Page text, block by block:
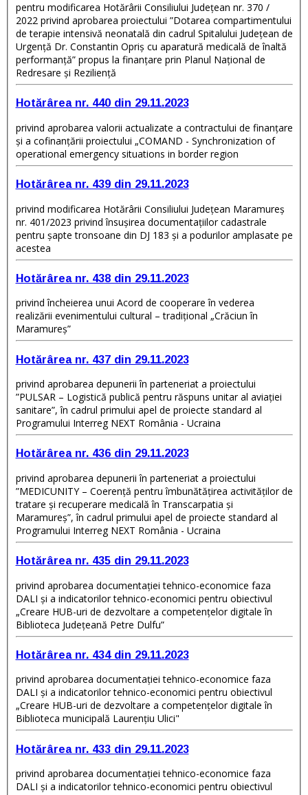
pentru modificarea Hotărârii Consiliului Județean nr. 370 /
2022 privind aprobarea proiectului ”Dotarea compartimentului
de terapie intensivă neonatală din cadrul Spitalului Județean de
Urgență Dr. Constantin Opriș cu aparatură medicală de înaltă
performanță” propus la finanțare prin Planul Național de
Redresare și Reziliență
Hotărârea nr. 440 din 29.11.2023
privind aprobarea valorii actualizate a contractului de finanțare
și a cofinanțării proiectului „COMAND - Synchronization of
operational emergency situations in border region
Hotărârea nr. 439 din 29.11.2023
privind modificarea Hotărârii Consiliului Judeţean Maramureş
nr. 401/2023 privind însușirea documentațiilor cadastrale
pentru șapte tronsoane din DJ 183 și a podurilor amplasate pe
acestea
Hotărârea nr. 438 din 29.11.2023
privind încheierea unui Acord de cooperare în vederea
realizării evenimentului cultural – tradițional „Crăciun în
Maramureș”
Hotărârea nr. 437 din 29.11.2023
privind aprobarea depunerii în parteneriat a proiectului
”PULSAR – Logistică publică pentru răspuns unitar al aviației
sanitare”, în cadrul primului apel de proiecte standard al
Programului Interreg NEXT România - Ucraina
Hotărârea nr. 436 din 29.11.2023
privind aprobarea depunerii în parteneriat a proiectului
”MEDICUNITY – Coerență pentru îmbunătățirea activităților de
tratare și recuperare medicală în Transcarpatia și
Maramureș”, în cadrul primului apel de proiecte standard al
Programului Interreg NEXT România - Ucraina
Hotărârea nr. 435 din 29.11.2023
privind aprobarea documentației tehnico-economice faza
DALI și a indicatorilor tehnico-economici pentru obiectivul
„Creare HUB-uri de dezvoltare a competențelor digitale în
Biblioteca Județeană Petre Dulfu”
Hotărârea nr. 434 din 29.11.2023
privind aprobarea documentaţiei tehnico-economice faza
DALI și a indicatorilor tehnico-economici pentru obiectivul
„Creare HUB-uri de dezvoltare a competențelor digitale în
Biblioteca municipală Laurențiu Ulici"
Hotărârea nr. 433 din 29.11.2023
privind aprobarea documentaţiei tehnico-economice faza
DALI și a indicatorilor tehnico-economici pentru obiectivul